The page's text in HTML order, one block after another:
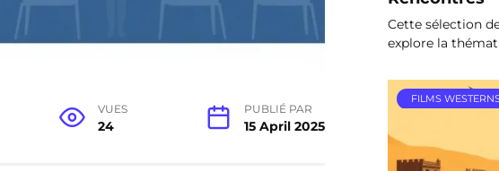
VUES
24
PUBLIÉ PAR
15 April 2025
Cette sélection
explore la
FILMS